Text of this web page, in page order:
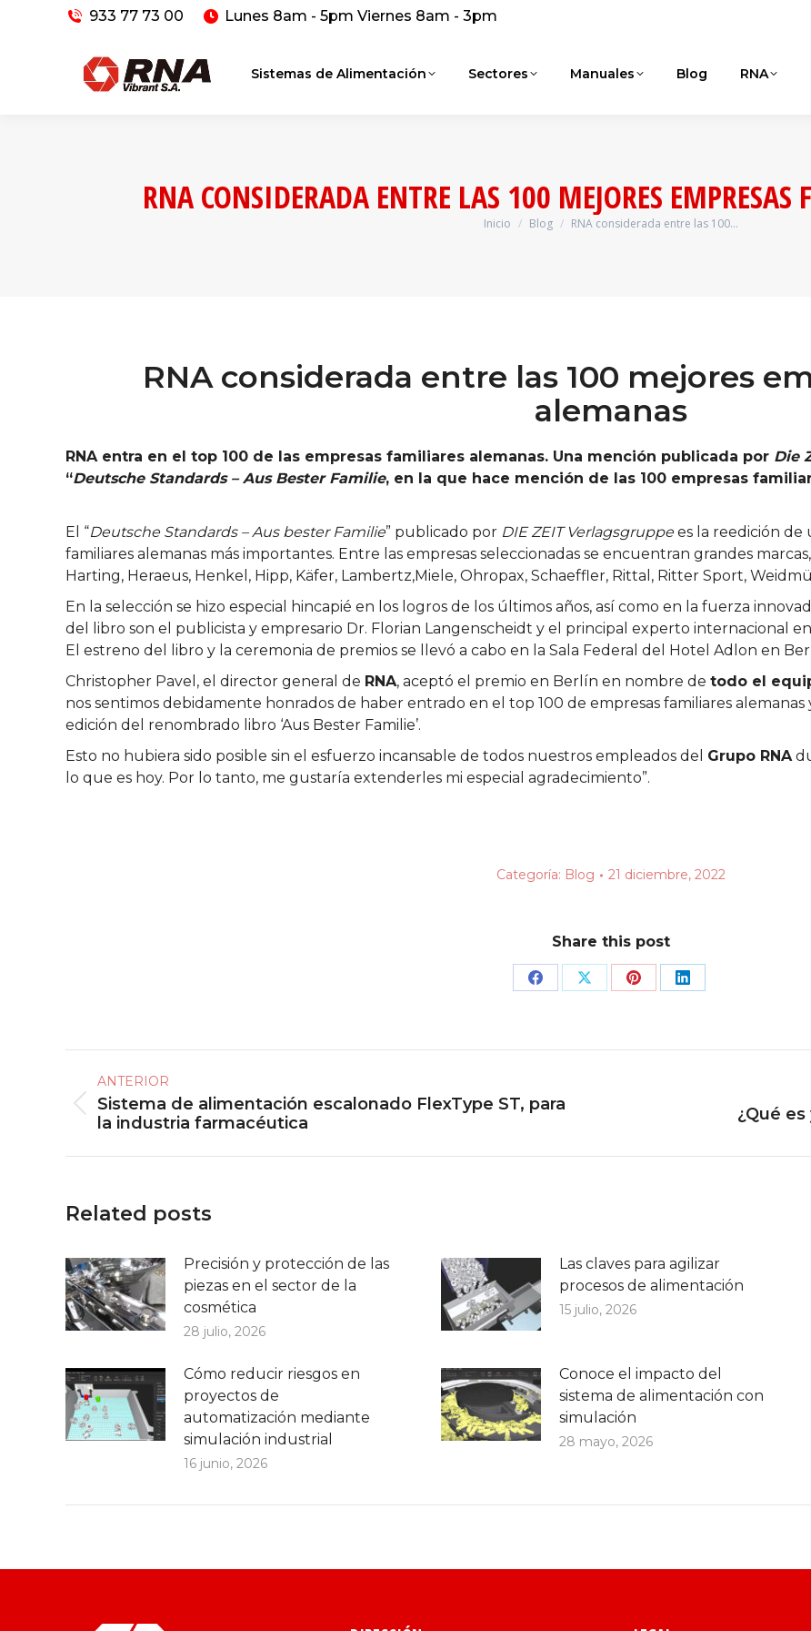
933 77 73 00 Lunes 8am - 5pm Viernes 8am - 3pm
Sistemas de Alimentación Sectores Manuales Blog RNA
RNA CONSIDERADA ENTRE LAS 100 MEJORES
Estás aquí:
Inicio Blog RNA considerada entre las 100…
RNA considerada entre las 100 mejores
alemanas
RNA entra en el top 100 de las empresas familiares alemanas. Una mención publicada por Die
“Deutsche Standards – Aus Bester Familie, en la que hace mención de las 100 empresas
El “Deutsche Standards – Aus bester Familie” publicado por DIE ZEIT Verlagsgruppees la reedición de
familiares alemanas más importantes. Entre las empresas seleccionadas se encuentran grandes
Harting, Heraeus, Henkel, Hipp, Käfer, Lambertz,Miele, Ohropax, Schaeffler, Rittal, Ritter Sport,
En la selección se hizo especial hincapié en los logros de los últimos años, así como en la fuerza
del libro son el publicista y empresario Dr. Florian Langenscheidt y el principal experto internacional
El estreno del libro y la ceremonia de premios se llevó a cabo en la Sala Federal del Hotel Adlon en
Christopher Pavel, el director general de RNA, aceptó el premio en Berlín en nombre de todo el
nos sentimos debidamente honrados de haber entrado en el top 100 de empresas familiares
edición del renombrado libro ‘Aus Bester Familie’.
Esto no hubiera sido posible sin el esfuerzo incansable de todos nuestros empleados del Grupo RNA
lo que es hoy. Por lo tanto, me gustaría extenderles mi especial agradecimiento”.
Categoría: Blog 21 diciembre, 2022
Share this post
Share Share Share Share
entre
publicaciones
ANTERIOR
Publicación
anterior:
Sistema de alimentación escalonado FlexType ST, para
la industria farmacéutica
¿Qué
Related posts
Precisión y protección de las
piezas en el sector de la
cosmética
28 julio, 2026
Las claves para agilizar
procesos de alimentación
15 julio, 2026
Cómo reducir riesgos en
proyectos de
automatización mediante
simulación industrial
16 junio, 2026
Conoce el impacto del
sistema de alimentación con
simulación
28 mayo, 2026